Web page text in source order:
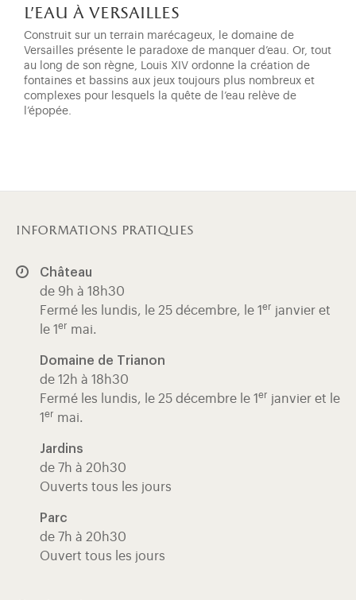
l'eau à versailles
Construit sur un terrain marécageux, le domaine de
Versailles présente le paradoxe de manquer d’eau. Or, tout
au long de son règne, Louis XIV ordonne la création de
fontaines et bassins aux jeux toujours plus nombreux et
complexes pour lesquels la quête de l’eau relève de
l’épopée.
informations pratiques
Château
de 9h à 18h30
Fermé les lundis, le 25 décembre, le 1 er janvier et
le 1 er mai.
Domaine de Trianon
de 12h à 18h30
Fermé les lundis, le 25 décembre le 1 er janvier et le
1 er mai.
Jardins
de 7h à 20h30
Ouverts tous les jours
Parc
de 7h à 20h30
Ouvert tous les jours